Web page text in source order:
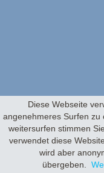
Diese Webseite
angenehmeres Surfen zu
weitersurfen stimmen
verwendet diese
wird aber
übergeben.